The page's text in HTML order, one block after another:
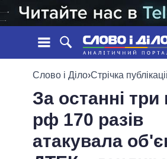
НОВИНИ
СТРІЧКА
ПОДІЇ
СТАТТІ
ДУМКИ
ОБIЦЯНКИ
ПОЛIТИКИ
УСІ ПОЛІТИКИ
Слово і Діло›Стрічка
За останні три
рф 170 разів
атакувала